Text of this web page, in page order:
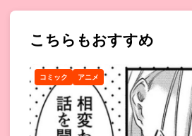
こちらもおすすめ
コミック アニメ